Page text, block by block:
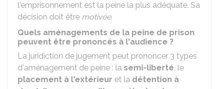
l'emprisonnement est la peine la plus adéquate. Sa
décision doit être motivée.
Quels aménagements de la peine de prison
peuvent être prononcés à l'audience ?
La juridiction de jugement peut prononcer 3 types
d'aménagement de peine : la semi-liberté, le
placement à l'extérieur et la détention à